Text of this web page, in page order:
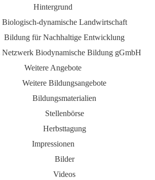
Hintergrund
Biologisch-dynamische Landwirtschaft
Bildung für Nachhaltige Entwicklung
Netzwerk Biodynamische Bildung gGmbH
Weitere Angebote
Weitere Bildungsangebote
Bildungsmaterialien
Stellenbörse
Herbsttagung
Impressionen
Bilder
Videos